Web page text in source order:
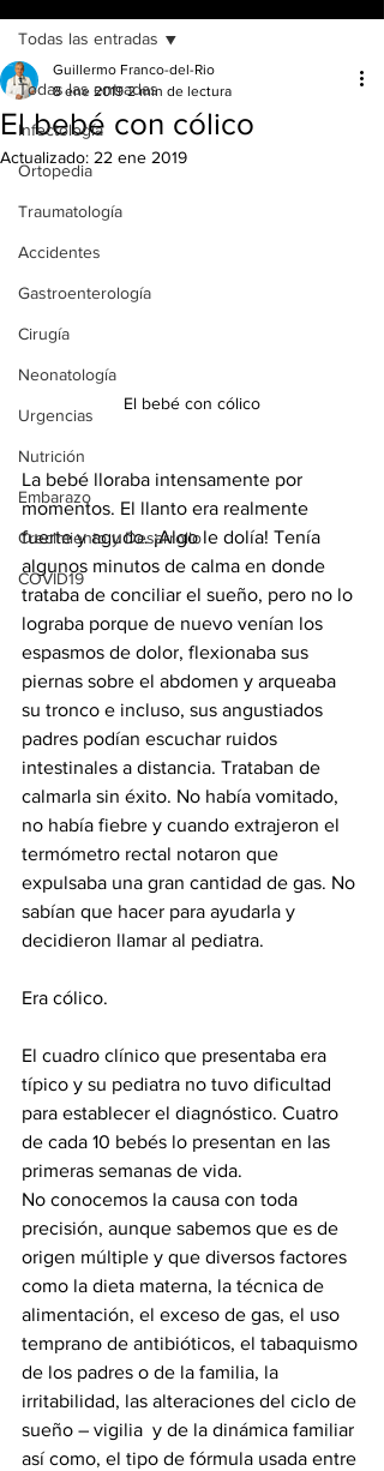
Todas las entradas
Infectología
Ortopedia
Traumatología
Accidentes
Gastroenterología
Cirugía
Neonatología
Urgencias
Nutrición
Embarazo
Crecimiento y Desarrollo
COVID19
Todas las entradas
El bebé con cólico
Guillermo Franco-del-Rio
8 ene 2019 2 min de lectura
Actualizado: 22 ene 2019
El bebé con cólico
La bebé lloraba intensamente por
momentos. El llanto era realmente
fuerte y agudo. ¡Algo le dolía! Tenía
algunos minutos de calma en donde
trataba de conciliar el sueño, pero no lo
lograba porque de nuevo venían los
espasmos de dolor, flexionaba sus
piernas sobre el abdomen y arqueaba
su tronco e incluso, sus angustiados
padres podían escuchar ruidos
intestinales a distancia. Trataban de
calmarla sin éxito. No había vomitado,
no había fiebre y cuando extrajeron el
termómetro rectal notaron que
expulsaba una gran cantidad de gas. No
sabían que hacer para ayudarla y
decidieron llamar al pediatra.
Era cólico.
El cuadro clínico que presentaba era
típico y su pediatra no tuvo dificultad
para establecer el diagnóstico. Cuatro
de cada 10 bebés lo presentan en las
primeras semanas de vida.
No conocemos la causa con toda
precisión, aunque sabemos que es de
origen múltiple y que diversos factores
como la dieta materna, la técnica de
alimentación, el exceso de gas, el uso
temprano de antibióticos, el tabaquismo
de los padres o de la familia, la
irritabilidad, las alteraciones del ciclo de
sueño – vigilia  y de la dinámica familiar
así como, el tipo de fórmula usada entre